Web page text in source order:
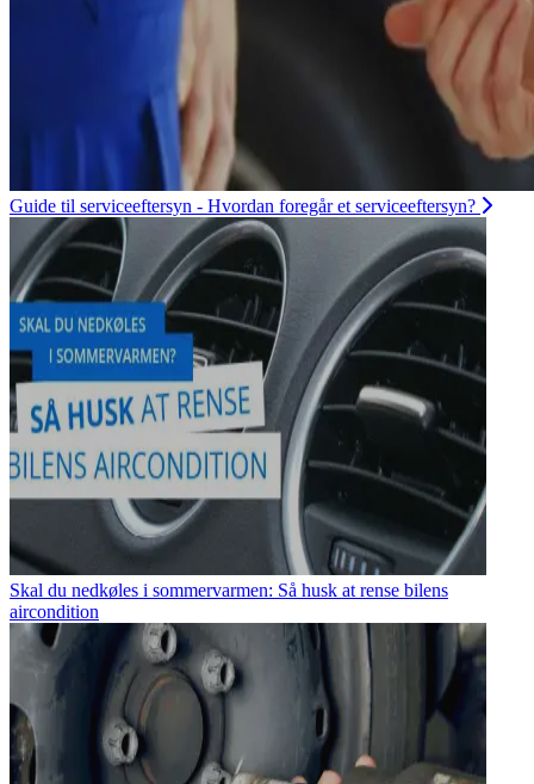
Guide til serviceeftersyn - Hvordan foregår et serviceeftersyn?
Skal du nedkøles i sommervarmen: Så husk at rense bilens
aircondition